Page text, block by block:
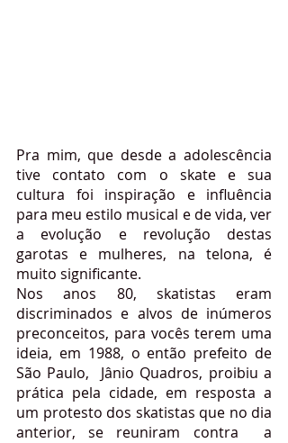
Pra mim, que desde a adolescência
tive contato com o skate e sua
cultura foi inspiração e influência
para meu estilo musical e de vida, ver
a evolução e revolução destas
garotas e mulheres, na telona, é
muito significante.
Nos anos 80, skatistas eram
discriminados e alvos de inúmeros
preconceitos, para vocês terem uma
ideia, em 1988, o então prefeito de
São Paulo,  Jânio Quadros, proibiu a
prática pela cidade, em resposta a
um protesto dos skatistas que no dia
anterior, se reuniram contra  a